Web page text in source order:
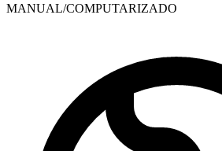
MANUAL/COMPUTARIZADO